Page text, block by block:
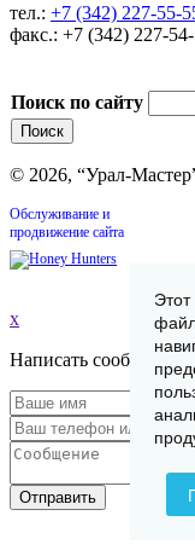
тел.: +7 (342) 227-55-
факс.: +7 (342) 227-
Поиск по сайту
© 2026, “Урал-
Обслуживание и
продвижение сайта
x
Написать сообщение
Отправить